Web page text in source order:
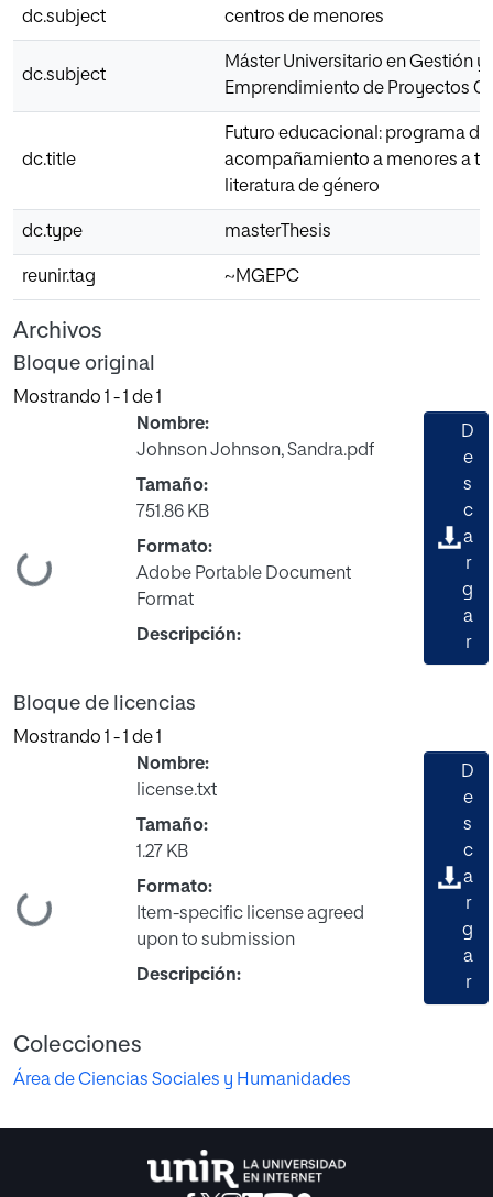
dc.subject centros de menores
dc.subject
Máster Universitario en Gestión y
Emprendimiento de Proyectos
dc.title
Futuro educacional: programa de
acompañamiento a menores a
literatura de género
dc.type masterThesis
reunir.tag ~MGEPC
Archivos
Bloque original
Mostrando 1 - 1 de 1
Cargando...
Nombre:
Johnson Johnson, Sandra.pdf
Tamaño:
751.86 KB
Formato:
Adobe Portable Document
Format
Descripción:
D
e
s
c
a
r
g
a
r
Bloque de licencias
Mostrando 1 - 1 de 1
Cargando...
Nombre:
license.txt
Tamaño:
1.27 KB
Formato:
Item-specific license agreed
upon to submission
Descripción:
D
e
s
c
a
r
g
a
r
Colecciones
Área de Ciencias Sociales y Humanidades